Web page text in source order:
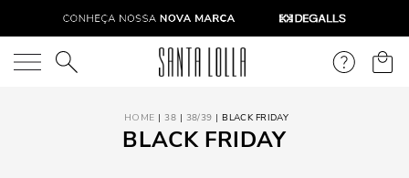
O que você está procurando?
38 38/39 BLACK FRIDAY
BLACK FRIDAY